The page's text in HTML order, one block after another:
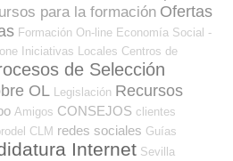
para la formación Ofertas
Formación On-line Economía Social -
Iniciativas Locales Centros de
de Selección
OL Legislación Recursos
Amigos CONSEJOS clientes
CLM redes sociales Guías
Internet Sevilla